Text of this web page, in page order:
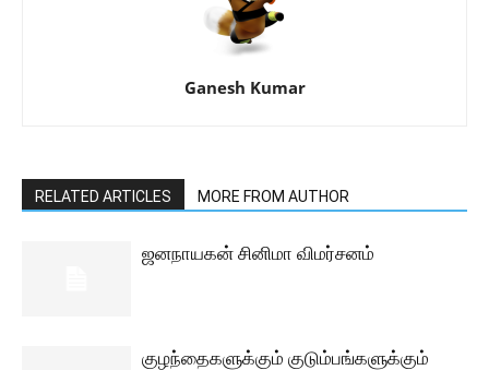
Ganesh Kumar
RELATED ARTICLES MORE FROM AUTHOR
ஜனநாயகன் சினிமா விமர்சனம்
குழந்தைகளுக்கும் குடும்பங்களுக்கும்